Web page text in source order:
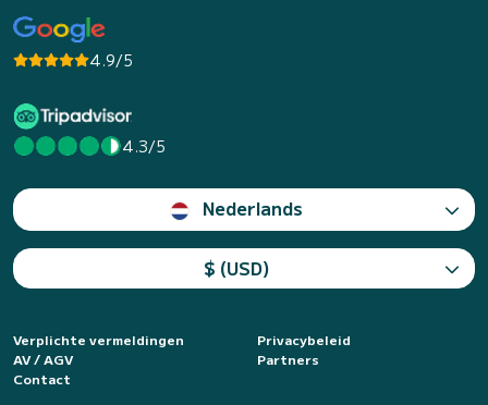
4.9/5
4.3/5
Nederlands
$ (USD)
Verplichte vermeldingen
Privacybeleid
AV / AGV
Partners
Contact